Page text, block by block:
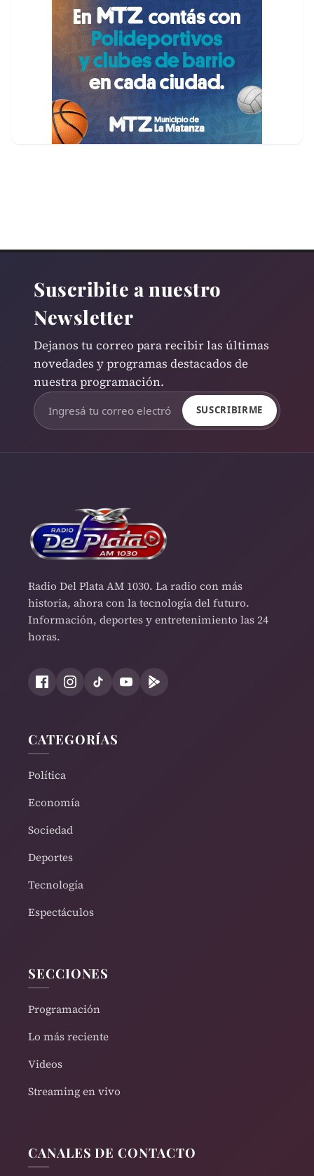
Suscribite a nuestro
Newsletter
Dejanos tu correo para recibir las últimas
novedades y programas destacados de
nuestra programación.
SUSCRIBIRME
Radio Del Plata AM 1030. La radio con más
historia, ahora con la tecnología del futuro.
Información, deportes y entretenimiento las 24
horas.
CATEGORÍAS
Política
Economía
Sociedad
Deportes
Tecnología
Espectáculos
SECCIONES
Programación
Lo más reciente
Videos
Streaming en vivo
CANALES DE CONTACTO